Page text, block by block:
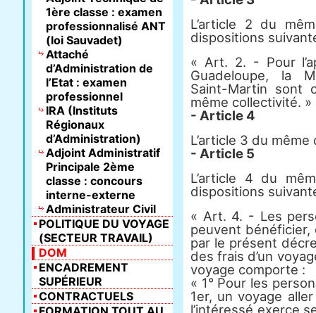
L’article 2 du
dispositions
« Art. 2. - Pour
Guadeloupe, la
Saint-Martin sont
même collectivité. »
- Article 4
L’article 3 du
- Article 5
L’article 4 du
dispositions
« Art. 4. - Les
peuvent
par le présent
des frais d’un
voyage comporte :
« 1° Pour les
1er, un voyage
l’intéressé exerce
1ère classe : examen
professionnalisé ANT
(loi Sauvadet)
Attaché
d’Administration de
l’Etat : examen
professionnel
IRA (Instituts
Régionaux
d’Administration)
Adjoint Administratif
Principale 2ème
classe : concours
interne-externe
Administrateur Civil
POLITIQUE DU VOYAGE
(SECTEUR TRAVAIL)
DOM
ENCADREMENT
SUPÉRIEUR
CONTRACTUELS